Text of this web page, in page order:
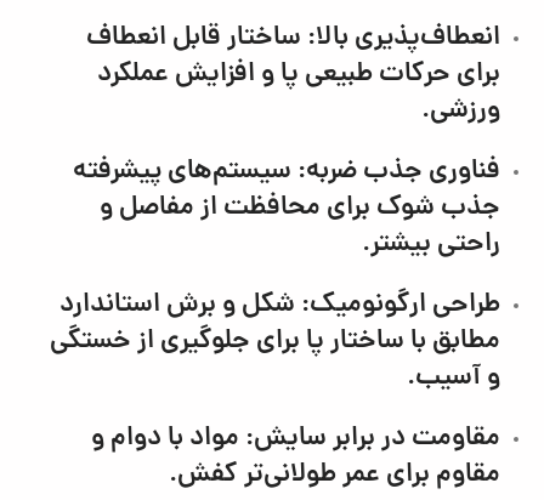
انعطاف‌پذیری بالا: ساختار قابل انعطاف
برای حرکات طبیعی پا و افزایش عملکرد
ورزشی.
فناوری جذب ضربه: سیستم‌های پیشرفته
جذب شوک برای محافظت از مفاصل و
راحتی بیشتر.
طراحی ارگونومیک: شکل و برش استاندارد
مطابق با ساختار پا برای جلوگیری از خستگی
و آسیب.
مقاومت در برابر سایش: مواد با دوام و
مقاوم برای عمر طولانی‌تر کفش.